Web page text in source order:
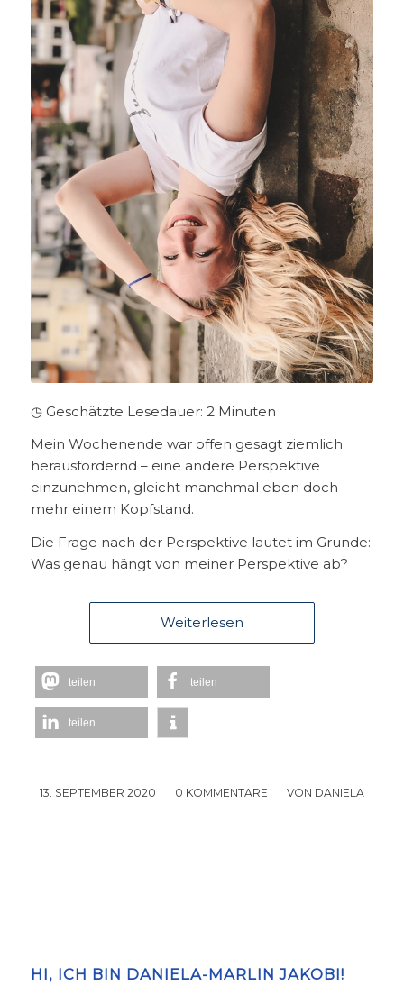
◷ Geschätzte Lesedauer: 2 Minuten
Mein Wochenende war offen gesagt ziemlich
herausfordernd – eine andere Perspektive
einzunehmen, gleicht manchmal eben doch
mehr einem Kopfstand.
Die Frage nach der Perspektive lautet im Grunde:
Was genau hängt von meiner Perspektive ab?
Weiterlesen
teilen teilen
teilen
13. SEPTEMBER 2020
/ 0 KOMMENTARE
/ VON DANIELA
HI, ICH BIN DANIELA-MARLIN JAKOBI!